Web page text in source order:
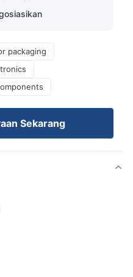
packaging
Sekarang